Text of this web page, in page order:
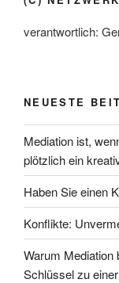
verantwortlich:
NEUESTE
Mediation ist,
plötzlich ein
Haben Sie einen
Konflikte:
Warum Mediation
Schlüssel zu